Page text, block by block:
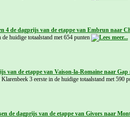
4 de dagprijs van de etappe van Embrun naar
huidige totaalstand met 654 punten
van de etappe van Vaison-la-Romaine naar Gap
3 eerste in de huidige totaalstand met 590
de dagprijs van de etappe van Givors naar